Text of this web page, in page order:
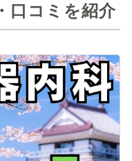
口コミを紹介